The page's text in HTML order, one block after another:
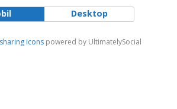
Desktop
icons powered by UltimatelySocial